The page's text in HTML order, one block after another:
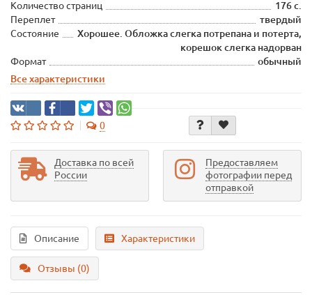
Количество страниц
176 с.
Переплет
твердый
Состояние
Хорошее. Обложка слегка потрепана и потерта,
корешок слегка надорван
Формат
обычный
Все характеристики
0
Доставка по всей
России
Предоставляем
фотографии перед
отправкой
Описание Характеристики
Отзывы (0)